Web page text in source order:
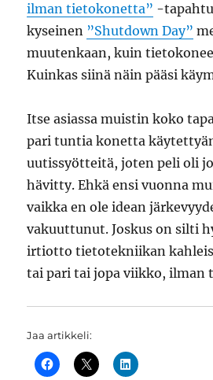
ilman tietokonetta” -
kyseinen ”Shutdown Day”
muutenkaan, kuin
Kuinkas siinä näin pääsi
Itse asiassa muistin koko
pari tuntia konetta
uutissyötteitä, joten peli oli
hävitty. Ehkä ensi vuonna
vaikka en ole idean
vakuuttunut. Joskus on silti
irtiotto tietotekniikan
tai pari tai jopa viikko, ilman
Jaa artikkeli: